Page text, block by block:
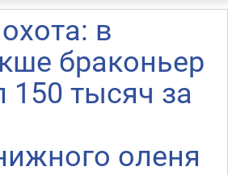
в
браконьер
150 тысяч за
оленя